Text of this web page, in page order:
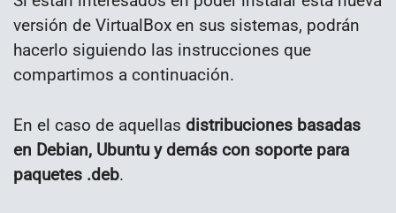
versión de VirtualBox en sus sistemas, podrán
hacerlo siguiendo las instrucciones que
compartimos a continuación.
En el caso de aquellas distribuciones basadas
en Debian, Ubuntu y demás con soporte para
paquetes .deb.